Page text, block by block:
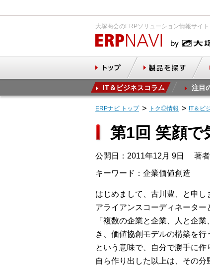
大塚商会のERPソリューション情報サイ
IT＆ビジネスコラム 注目
ERPナビ トップ トク◎情報 IT＆ビ
第1回 笑顔で
公開日：2011年12月 9日 著
キーワード：企業価値創造
はじめまして、古川豊、と申し
アライアンスコーディネーター
「複数の企業と企業、人と企
き、価値協創モデルの構築を行
という意味で、自分で勝手に作
自ら作り出した以上は、その